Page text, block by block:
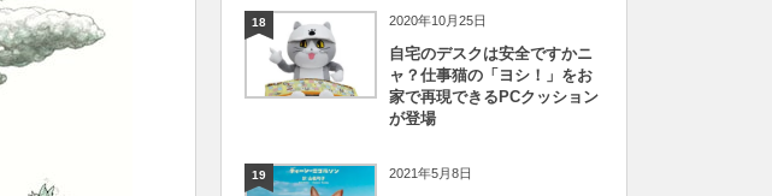
18 2020年10月25日
自宅のデスクは安全ですかニ
ャ？仕事猫の「ヨシ！」をお
家で再現できるPCクッション
が登場
19 2021年5月8日